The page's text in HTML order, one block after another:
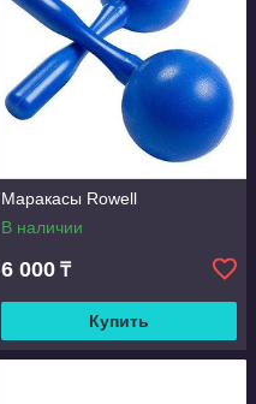
Маракасы Rowell
В наличии
6 000 ₸
Купить